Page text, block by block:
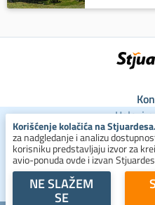
Uslovi
Uslovi
Zaštita
+381 800
Korišćenje kolačića na
za nadgledanje i analizu
korisniku predstavljaju izvor za
avio-ponuda ovde i izvan
NE SLAŽEM
SE